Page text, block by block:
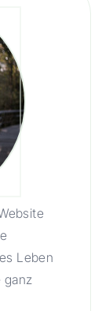
Leben
ganz